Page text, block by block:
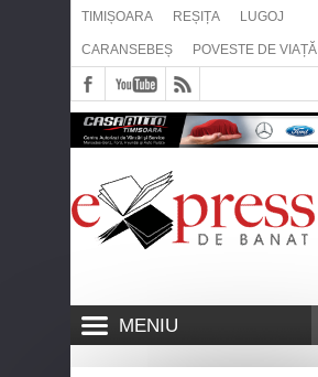
TIMIȘOARA REȘIȚA LUGOJ
CARANSEBEȘ POVESTE DE VIAȚĂ
MENIU